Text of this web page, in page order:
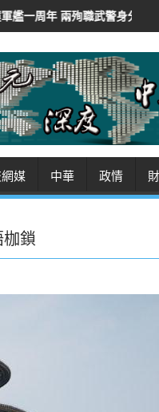
分曝光 伊朗總統稱「非常
媒 中華 政情
鎖